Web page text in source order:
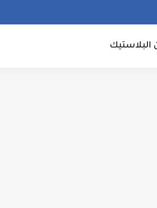
البلاستيك